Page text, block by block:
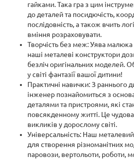
гайками. Така гра з цим
до деталей та посидючість,
послідовність, а також вчить
вміння розраховувати.
Творчість без меж: Уява
наші металеві конструктори
безліч оригінальних моделей.
у світі фантазії вашої дитини!
Практичні навички: З раннього
інженер познайомиться з
деталями та пристроями, які
повсякденному житті. Це
викликів у дорослому світі.
Універсальність: Наш
для створення різноманітних
паровози, вертольоти, роботи,